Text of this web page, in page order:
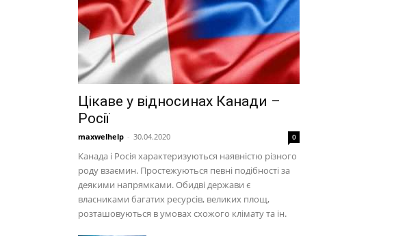
Цікаве у відносинах Канади –
Росії
maxwelhelp - 30.04.2020 0
Канада і Росія характеризуються наявністю різного
роду взаємин. Простежуються певні подібності за
деякими напрямками. Обидві держави є
власниками багатих ресурсів, великих площ,
розташовуються в умовах схожого клімату та ін.